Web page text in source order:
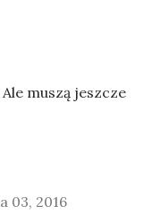
muszą jeszcze
03, 2016